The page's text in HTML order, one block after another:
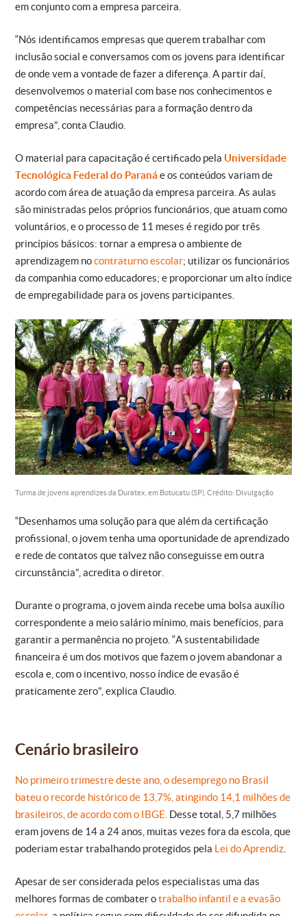
em conjunto com a empresa parceira.
“Nós identificamos empresas que querem trabalhar com
inclusão social e conversamos com os jovens para identificar
de onde vem a vontade de fazer a diferença. A partir daí,
desenvolvemos o material com base nos conhecimentos e
competências necessárias para a formação dentro da
empresa”, conta Claudio.
O material para capacitação é certificado pela Universidade
Tecnológica Federal do Paraná e os conteúdos variam de
acordo com área de atuação da empresa parceira. As aulas
são ministradas pelos próprios funcionários, que atuam como
voluntários, e o processo de 11 meses é regido por três
princípios básicos: tornar a empresa o ambiente de
aprendizagem nocontraturno escolar; utilizar os funcionários
da companhia como educadores; e proporcionar um alto índice
de empregabilidade para os jovens participantes.
Turma de jovens aprendizes da Duratex, em Botucatu (SP). Crédito: Divulgação
“Desenhamos uma solução para que além da certificação
profissional, o jovem tenha uma oportunidade de aprendizado
e rede de contatos que talvez não conseguisse em outra
circunstância”, acredita o diretor.
Durante o programa, o jovem ainda recebe uma bolsa auxílio
correspondente a meio salário mínimo, mais benefícios, para
garantir a permanência no projeto. “A sustentabilidade
financeira é um dos motivos que fazem o jovem abandonar a
escola e, com o incentivo, nosso índice de evasão é
praticamente zero”, explica Claudio.
Cenário brasileiro
No primeiro trimestre deste ano, o desemprego no Brasil
bateu o recorde histórico de 13,7%, atingindo 14,1 milhões de
brasileiros, de acordo com o IBGE. Desse total, 5,7 milhões
eram jovens de 14 a 24 anos, muitas vezes fora da escola, que
poderiam estar trabalhando protegidos pela Lei do Aprendiz.
Apesar de ser considerada pelos especialistas uma das
melhores formas de combater otrabalho infantil e a evasão